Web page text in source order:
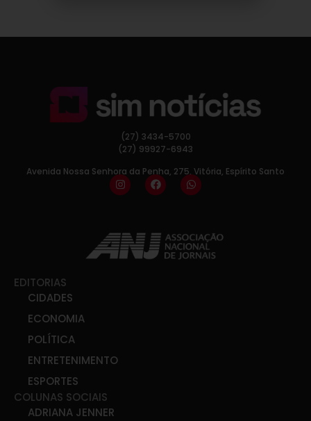
(27) 3434-5700
(27) 99927-6943
Avenida Nossa Senhora da Penha, 275, Vitória, Espírito Santo
EDITORIAS
CIDADES
ECONOMIA
POLÍTICA
ENTRETENIMENTO
ESPORTES
COLUNAS SOCIAIS
ADRIANA JENNER